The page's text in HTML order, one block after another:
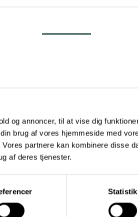
og annoncer, til at vise dig
brug af vores hjemmeside med
partnere kan kombinere disse
af deres tjenester.
Statistik